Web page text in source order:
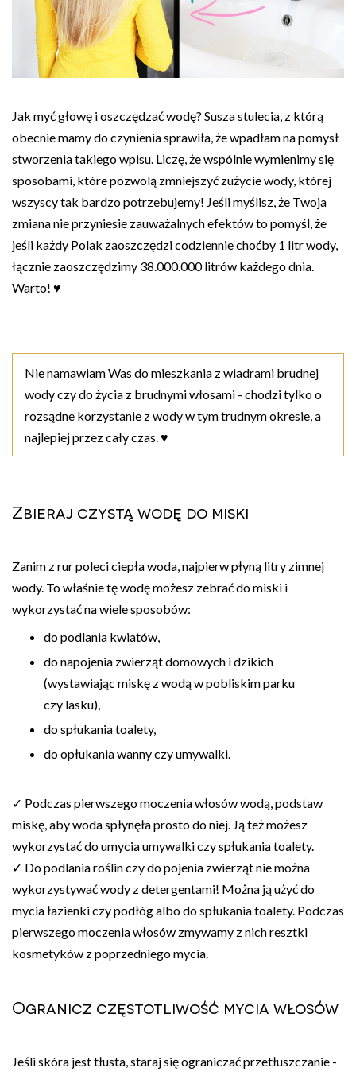
Jak myć głowę i oszczędzać wodę? Susza stulecia, z którą
obecnie mamy do czynienia sprawiła, że wpadłam na pomysł
stworzenia takiego wpisu. Liczę, że wspólnie wymienimy się
sposobami, które pozwolą zmniejszyć zużycie wody, której
wszyscy tak bardzo potrzebujemy! Jeśli myślisz, że Twoja
zmiana nie przyniesie zauważalnych efektów to pomyśl, że
jeśli każdy Polak zaoszczędzi codziennie choćby 1 litr wody,
łącznie zaoszczędzimy 38.000.000 litrów każdego dnia.
Warto! ♥
Nie namawiam Was do mieszkania z wiadrami brudnej
wody czy do życia z brudnymi włosami - chodzi tylko o
rozsądne korzystanie z wody w tym trudnym okresie, a
najlepiej przez cały czas. ♥
Zbieraj czystą wodę do miski
Zanim z rur poleci ciepła woda, najpierw płyną litry zimnej
wody. To właśnie tę wodę możesz zebrać do miski i
wykorzystać na wiele sposobów:
do podlania kwiatów,
do napojenia zwierząt domowych i dzikich
(wystawiając miskę z wodą w pobliskim parku
czy lasku),
do spłukania toalety,
do opłukania wanny czy umywalki.
✓ Podczas pierwszego moczenia włosów wodą, podstaw
miskę, aby woda spłynęła prosto do niej. Ją też możesz
wykorzystać do umycia umywalki czy spłukania toalety.
✓ Do podlania roślin czy do pojenia zwierząt nie można
wykorzystywać wody z detergentami! Można ją użyć do
mycia łazienki czy podłóg albo do spłukania toalety. Podczas
pierwszego moczenia włosów zmywamy z nich resztki
kosmetyków z poprzedniego mycia.
Ogranicz częstotliwość mycia włosów
Jeśli skóra jest tłusta, staraj się ograniczać przetłuszczanie -